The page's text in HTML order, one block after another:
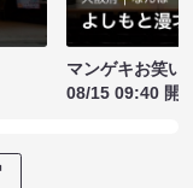
マンゲキお笑い
08/15 09:40 開